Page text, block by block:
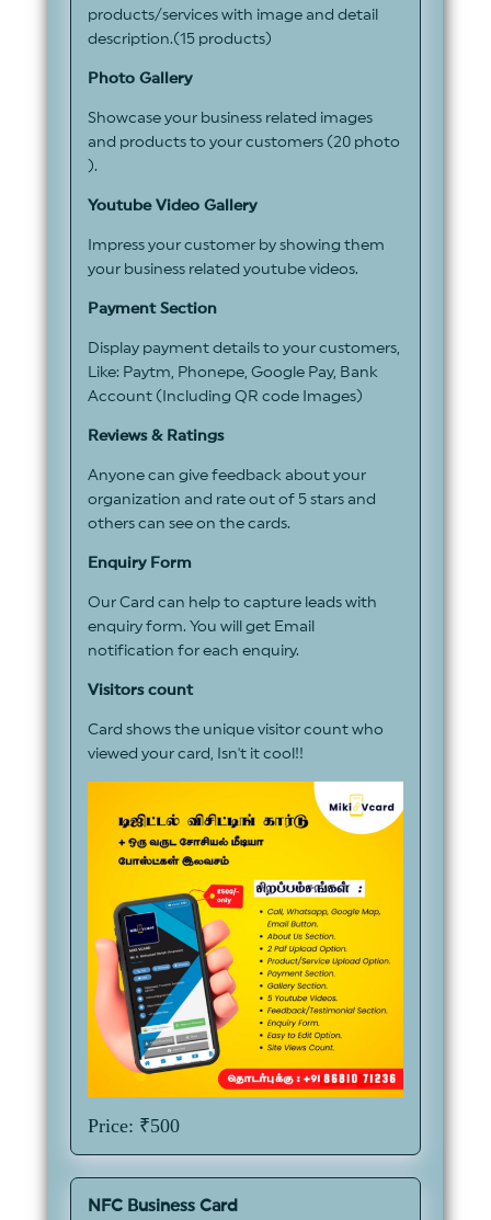
products/services with image and detail
description.(15 products)
Photo Gallery
Showcase your business related images
and products to your customers (20 photo
).
Youtube Video Gallery
Impress your customer by showing them
your business related youtube videos.
Payment Section
Display payment details to your customers,
Like: Paytm, Phonepe, Google Pay, Bank
Account (Including QR code Images)
Reviews & Ratings
Anyone can give feedback about your
organization and rate out of 5 stars and
others can see on the cards.
Enquiry Form
Our Card can help to capture leads with
enquiry form. You will get Email
notification for each enquiry.
Visitors count
Card shows the unique visitor count who
viewed your card, Isn't it cool!!
Price: ₹500
NFC Business Card